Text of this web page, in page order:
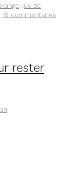
, jus de
19 commentaires
rester